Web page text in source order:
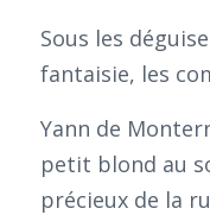
Sous les
fantaisie, les
Yann de
petit blond au
précieux de la